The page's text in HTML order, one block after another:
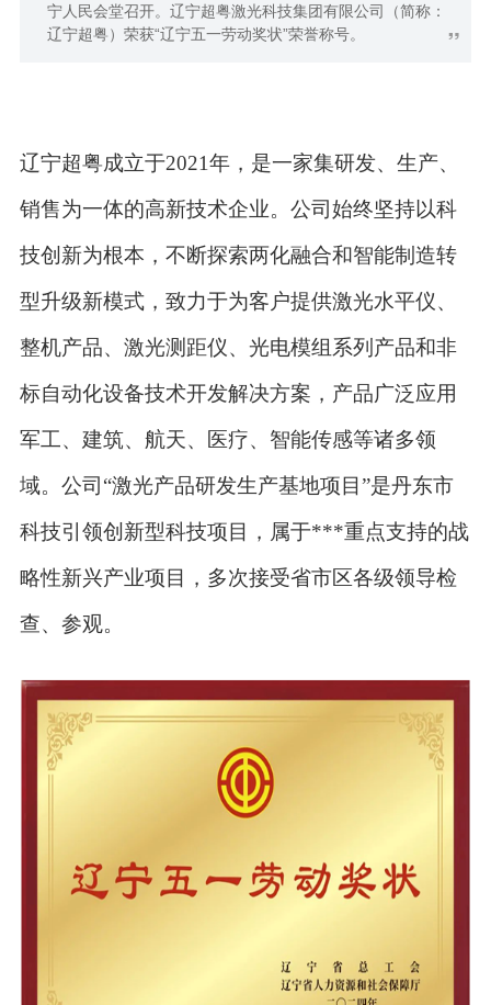
宁人民会堂召开。辽宁超粤激光科技集团有限公司（简称：
辽宁超粤）荣获“辽宁五一劳动奖状”荣誉称号。
”
辽宁超粤成立于2021年，是一家集研发、生产、
销售为一体的高新技术企业。公司始终坚持以科
技创新为根本，不断探索两化融合和智能制造转
型升级新模式，致力于为客户提供激光水平仪、
整机产品、激光测距仪、光电模组系列产品和非
标自动化设备技术开发解决方案，产品广泛应用
军工、建筑、航天、医疗、智能传感等诸多领
域。公司“激光产品研发生产基地项目”是丹东市
科技引领创新型科技项目，属于***重点支持的战
略性新兴产业项目，多次接受省市区各级领导检
查、参观。